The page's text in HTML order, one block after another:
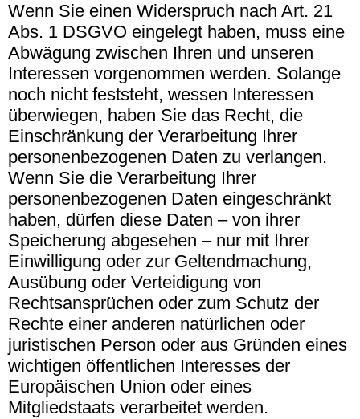
Wenn Sie einen Widerspruch nach Art. 21
Abs. 1 DSGVO eingelegt haben, muss eine
Abwägung zwischen Ihren und unseren
Interessen vorgenommen werden. Solange
noch nicht feststeht, wessen Interessen
überwiegen, haben Sie das Recht, die
Einschränkung der Verarbeitung Ihrer
personenbezogenen Daten zu verlangen.
Wenn Sie die Verarbeitung Ihrer
personenbezogenen Daten eingeschränkt
haben, dürfen diese Daten – von ihrer
Speicherung abgesehen – nur mit Ihrer
Einwilligung oder zur Geltendmachung,
Ausübung oder Verteidigung von
Rechtsansprüchen oder zum Schutz der
Rechte einer anderen natürlichen oder
juristischen Person oder aus Gründen eines
wichtigen öffentlichen Interesses der
Europäischen Union oder eines
Mitgliedstaats verarbeitet werden.